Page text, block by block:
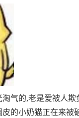
气的,老是爱被人
的小奶猫正在来被